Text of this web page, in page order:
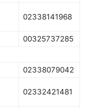
02338141968
00325737285
02338079042
02332421481